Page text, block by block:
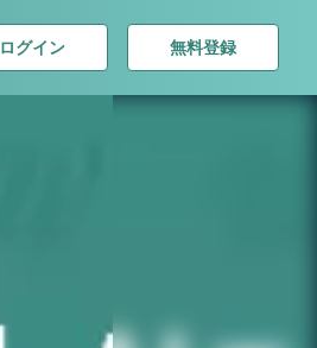
ログイン 無料登録